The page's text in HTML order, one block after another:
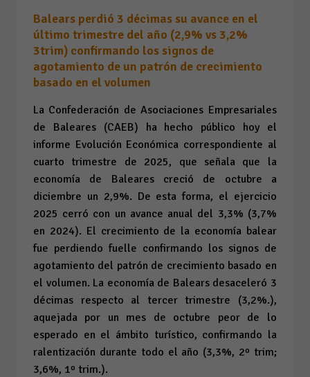
Balears perdió 3 décimas su avance en el
último trimestre del año (2,9% vs 3,2%
3trim) confirmando los signos de
agotamiento de un patrón de crecimiento
basado en el volumen
La Confederación de Asociaciones Empresariales
de Baleares (CAEB) ha hecho público hoy el
informe Evolución Económica correspondiente al
cuarto trimestre de 2025, que señala que la
economía de Baleares creció de octubre a
diciembre un 2,9%. De esta forma, el ejercicio
2025 cerró con un avance anual del 3,3% (3,7%
en 2024). El crecimiento de la economía balear
fue perdiendo fuelle confirmando los signos de
agotamiento del patrón de crecimiento basado en
el volumen. La economía de Balears desaceleró 3
décimas respecto al tercer trimestre (3,2%.),
aquejada por un mes de octubre peor de lo
esperado en el ámbito turístico, confirmando la
ralentización durante todo el año (3,3%, 2º trim;
3,6%, 1º trim.).